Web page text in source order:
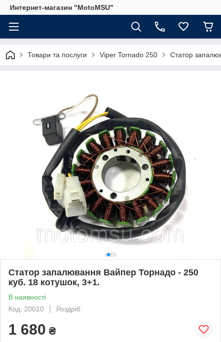
Интернет-магазин "MotoMSU"
Товари та послуги Viper Tornado 250 Статор
Статор запалювання Вайпер Торнадо - 250
куб. 18 котушок, 3+1.
В наявності
Код: 20010
Роздріб
1 680 ₴